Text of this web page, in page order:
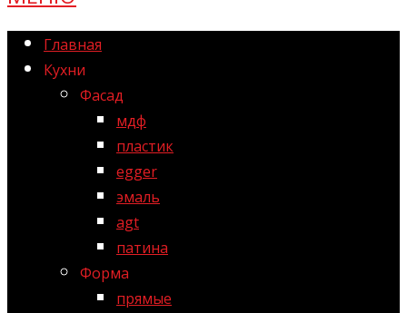
Главная
Кухни
Фасад
мдф
пластик
egger
эмаль
agt
патина
Форма
прямые